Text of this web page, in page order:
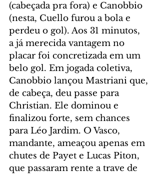
(cabeçada pra fora) e Canobbio
(nesta, Cuello furou a bola e
perdeu o gol). Aos 31 minutos,
a já merecida vantagem no
placar foi concretizada em um
belo gol. Em jogada coletiva,
Canobbio lançou Mastriani que,
de cabeça, deu passe para
Christian. Ele dominou e
finalizou forte, sem chances
para Léo Jardim. O Vasco,
mandante, ameaçou apenas em
chutes de Payet e Lucas Piton,
que passaram rente a trave de